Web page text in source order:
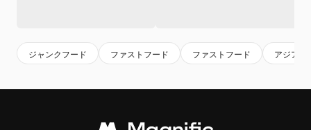
ジャンクフード ファストフード ファストフード アジア料